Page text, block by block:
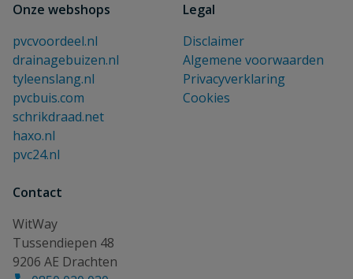
Onze webshops
pvcvoordeel.nl
drainagebuizen.nl
tyleenslang.nl
pvcbuis.com
schrikdraad.net
haxo.nl
pvc24.nl
Legal
Disclaimer
Algemene voorwaarden
Privacyverklaring
Cookies
Contact
WitWay
Tussendiepen 48
9206 AE Drachten